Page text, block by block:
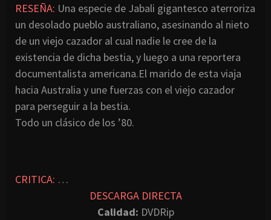
RESEÑA: Una especie de Jabali gigantesco aterroriza
un desolado pueblo australiano, asesinando al nieto
de un viejo cazador al cual nadie le cree de la
existencia de dicha bestia, y luego a una reportera
documentalista americana.El marido de esta viaja
hacia Australia y une fuerzas con el viejo cazador
para perseguir a la bestia.
Todo un clásico de los ’80.
CRITICA: …
DESCARGA DIRECTA
Calidad: DVDRip